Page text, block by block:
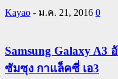
Kayao - ม.ค. 21, 2016 0
Samsung Galaxy A3
ซัมซุง กาแล็คซี่ เอ3